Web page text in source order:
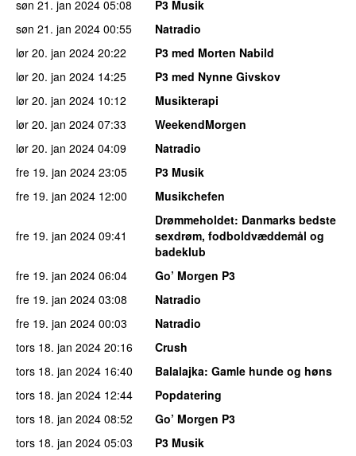
søn 21. jan 2024 05:08
P3 Musik
søn 21. jan 2024 00:55
Natradio
lør 20. jan 2024 20:22
P3 med Morten Nabild
lør 20. jan 2024 14:25
P3 med Nynne Givskov
lør 20. jan 2024 10:12
Musikterapi
lør 20. jan 2024 07:33
WeekendMorgen
lør 20. jan 2024 04:09
Natradio
fre 19. jan 2024 23:05
P3 Musik
fre 19. jan 2024 12:00 Musikchefen
fre 19. jan 2024 09:41
Drømmeholdet: Danmarks bedste
sexdrøm, fodboldvæddemål og
badeklub
fre 19. jan 2024 06:04
Go’ Morgen P3
fre 19. jan 2024 03:08
Natradio
fre 19. jan 2024 00:03
Natradio
tors 18. jan 2024 20:16
Crush
tors 18. jan 2024 16:40 Balalajka: Gamle hunde og høns
tors 18. jan 2024 12:44
Popdatering
tors 18. jan 2024 08:52
Go’ Morgen P3
tors 18. jan 2024 05:03
P3 Musik